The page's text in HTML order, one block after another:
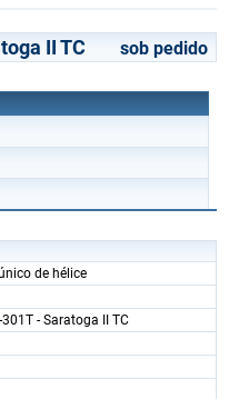
II TC sob pedido
de hélice
301T - Saratoga II TC